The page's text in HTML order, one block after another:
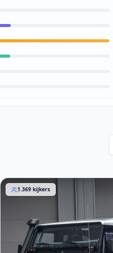
Land Rover Defender 2015
1.369 kijkers